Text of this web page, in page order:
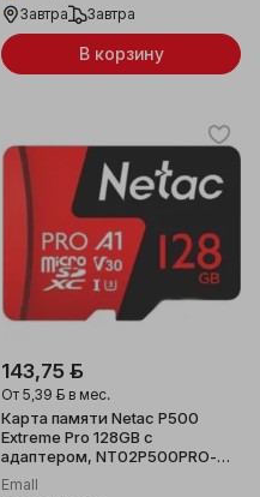
Завтра
Завтра
В корзину
143,75 ƃ
От 5,39 ƃ в мес.
Карта памяти Netac P500
Extreme Pro 128GB с
адаптером, NT02P500PRO-
128G-R
Emall